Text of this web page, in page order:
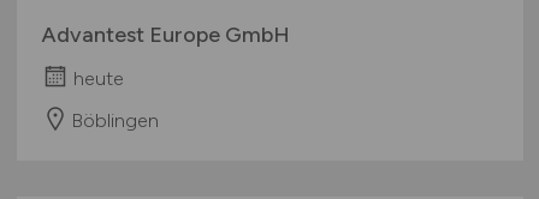
Advantest Europe GmbH
heute
Böblingen